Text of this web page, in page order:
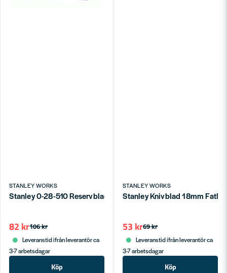
STANLEY WORKS
Stanley 0-28-510 Reservblad till Fönster-/Glasskrapa 10st
106 kr
82 kr
Leveranstid ifrån leverantör ca
3-7 arbetsdagar
Köp
STANLEY WORKS
Stanley Knivblad 18mm
69 kr
53 kr
Leveranstid ifrån leverantör ca
3-7 arbetsdagar
Köp